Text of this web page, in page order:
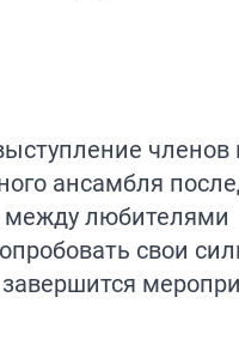
членов
ансамбля
между любителями
свои